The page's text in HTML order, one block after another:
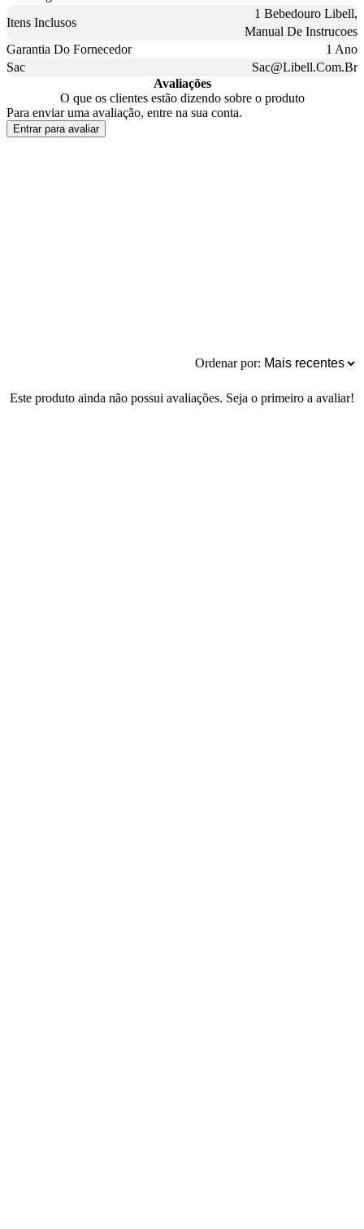
Itens Inclusos
1 Bebedouro Libell,
Manual De Instrucoes
Garantia Do Fornecedor
1 Ano
Sac
Sac@Libell.Com.Br
Avaliações
O que os clientes estão dizendo sobre o produto
Para enviar uma avaliação, entre na sua conta.
Entrar para avaliar
Ordenar por:
Este produto ainda não possui avaliações. Seja o primeiro a avaliar!